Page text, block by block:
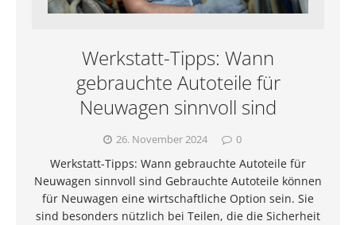
Werkstatt-Tipps: Wann
gebrauchte Autoteile für
Neuwagen sinnvoll sind
26. November 2024 0
Werkstatt-Tipps: Wann gebrauchte Autoteile für
Neuwagen sinnvoll sind Gebrauchte Autoteile können
für Neuwagen eine wirtschaftliche Option sein. Sie
sind besonders nützlich bei Teilen, die die Sicherheit